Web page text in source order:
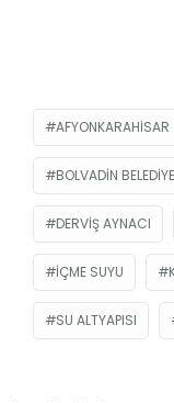
AFYONKARAHISAR
BOLVADIN
DERVIŞ AYNACI
IÇME SUYU
SU ALTYAPISI